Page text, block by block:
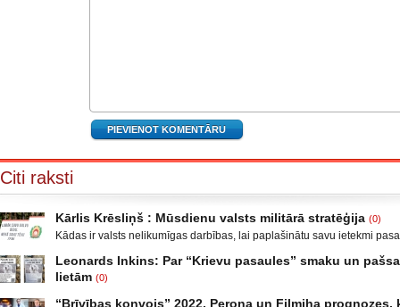
Citi raksti
Kārlis Krēsliņš : Mūsdienu valsts militārā stratēģija (0)
Kādas ir valsts nelikumīgas darbības, lai paplašinātu savu ietekmi
Krievijas un ar to aizstāvēšanu pamatots iebrukums Gruzijā. Ukrainā
un izveidot militāro konfliktu Doņeckas un Luganskas novados. Vai tas
neatgādina to, kā attīstījās notikumi pirms II pasaules kara? Nākamais
Leonards Inkins: Par “Krievu pasaules” smaku un
lietām (0)
“Brīvības konvojs” 2022, Perona un Filmiha prognozes,